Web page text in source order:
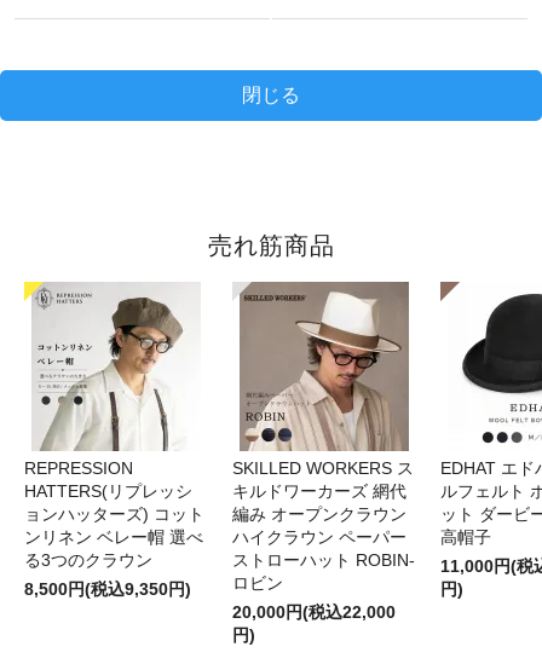
閉じる
売れ筋商品
REPRESSION
HATTERS(リプレッシ
ョンハッターズ) コット
ンリネン ベレー帽 選べ
る3つのクラウン
8,500円(税込9,350円)
SKILLED WORKERS ス
キルドワーカーズ 網代
編み オープンクラウン
ハイクラウン ペーパー
ストローハット ROBIN-
ロビン
20,000円(税込22,000
円)
EDHAT エド
ルフェルト
ット ダービ
高帽子
11,000円(税
円)